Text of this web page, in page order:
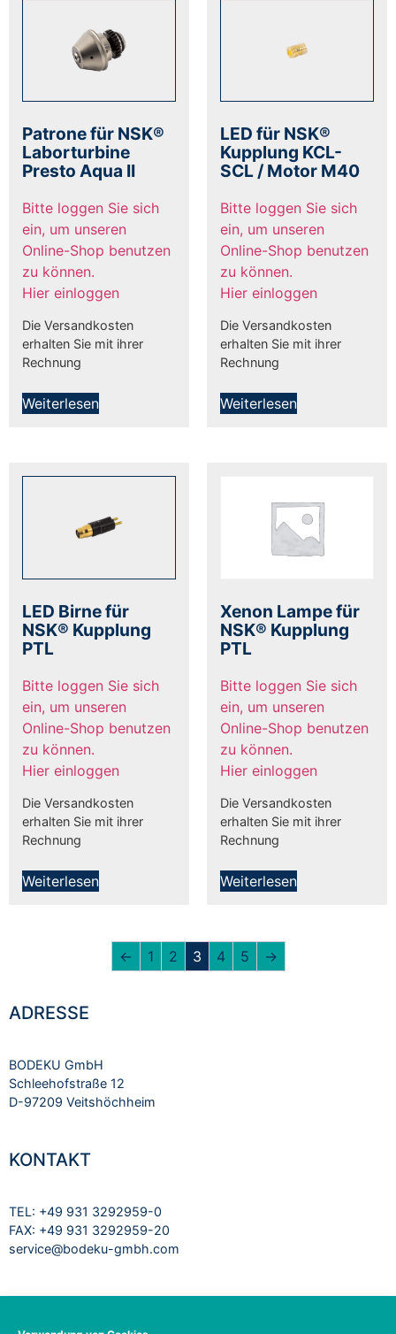
Patrone für NSK®
Laborturbine
Presto Aqua II
Bitte loggen Sie sich
ein, um unseren
Online-Shop benutzen
zu können.
Hier einloggen
Die Versandkosten
erhalten Sie mit ihrer
Rechnung
Weiterlesen
LED für NSK®
Kupplung KCL-
SCL / Motor M40
Bitte loggen Sie sich
ein, um unseren
Online-Shop benutzen
zu können.
Hier einloggen
Die Versandkosten
erhalten Sie mit ihrer
Rechnung
Weiterlesen
LED Birne für
NSK® Kupplung
PTL
Bitte loggen Sie sich
ein, um unseren
Online-Shop benutzen
zu können.
Hier einloggen
Die Versandkosten
erhalten Sie mit ihrer
Rechnung
Weiterlesen
Xenon Lampe für
NSK® Kupplung
PTL
Bitte loggen Sie sich
ein, um unseren
Online-Shop benutzen
zu können.
Hier einloggen
Die Versandkosten
erhalten Sie mit ihrer
Rechnung
Weiterlesen
← 1 2 3 4 5 →
ADRESSE
BODEKU GmbH
Schleehofstraße 12
D-97209 Veitshöchheim
KONTAKT
TEL: +49 931 3292959-0
FAX: +49 931 3292959-20
service@bodeku-gmbh.com